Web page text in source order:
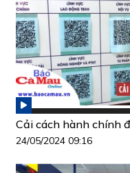
Cải cách hành chính
24/05/2024 09:16